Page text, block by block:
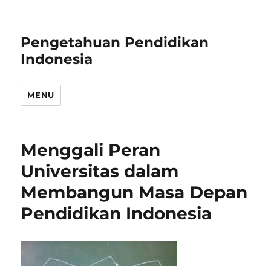
Pengetahuan Pendidikan
Indonesia
MENU
Menggali Peran
Universitas dalam
Membangun Masa Depan
Pendidikan Indonesia